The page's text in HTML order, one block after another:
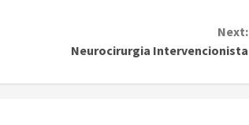
Next:
Neurocirurgia Intervencionista